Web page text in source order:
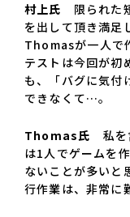
村上氏 限られた
を出して頂き満足
Thomasが一人で
テストは今回が初
も、「バグに気付
できなくて…。
Thomas氏 私を
は1人でゲームを
ないことが多いと
行作業は、非常に